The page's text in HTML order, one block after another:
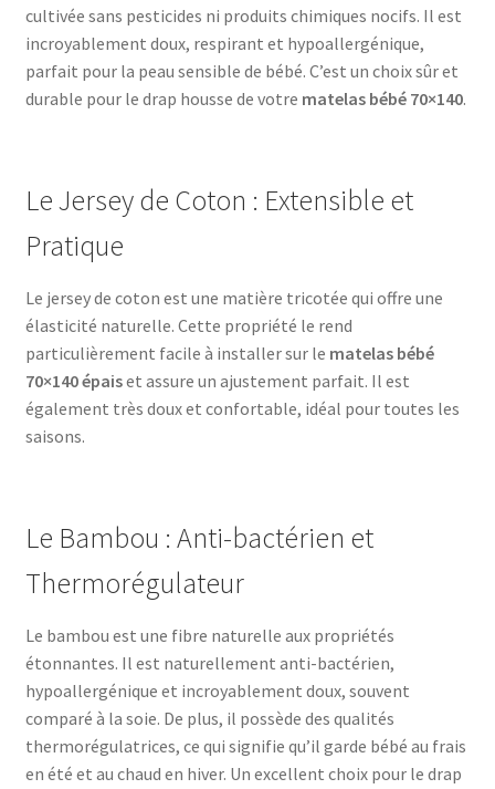
cultivée sans pesticides ni produits chimiques nocifs. Il est
incroyablement doux, respirant et hypoallergénique,
parfait pour la peau sensible de bébé. C’est un choix sûr et
durable pour le drap housse de votre matelas bébé 70×140.
Le Jersey de Coton : Extensible et
Pratique
Le jersey de coton est une matière tricotée qui offre une
élasticité naturelle. Cette propriété le rend
particulièrement facile à installer sur le matelas bébé
70×140 épaiset assure un ajustement parfait. Il est
également très doux et confortable, idéal pour toutes les
saisons.
Le Bambou : Anti-bactérien et
Thermorégulateur
Le bambou est une fibre naturelle aux propriétés
étonnantes. Il est naturellement anti-bactérien,
hypoallergénique et incroyablement doux, souvent
comparé à la soie. De plus, il possède des qualités
thermorégulatrices, ce qui signifie qu’il garde bébé au frais
en été et au chaud en hiver. Un excellent choix pour le drap